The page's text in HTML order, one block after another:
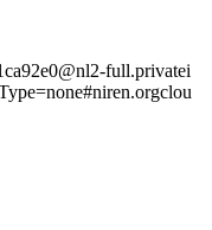
full.privatei